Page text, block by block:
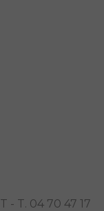
- T. 04 70 47 17